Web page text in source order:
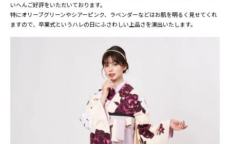
いへんご好評をいただいております。
特にオリーブグリーンやシアーピンク、ラベンダーなどはお肌を明るく見せてくれ
ますので、卒業式というハレの日にふさわしい上品さを演出いたします。